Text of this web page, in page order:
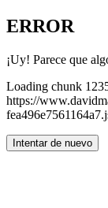
ERROR
¡Uy! Parece que
Loading chunk
https://
Intentar de nuevo